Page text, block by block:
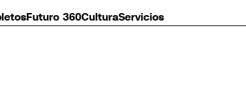
Futuro 360CulturaServicios